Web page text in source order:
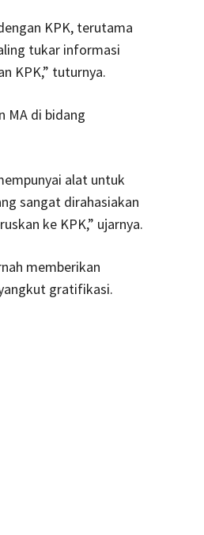
KPK, terutama
tukar informasi
KPK,” tuturnya.
MA di bidang
alat untuk
sangat dirahasiakan
ke KPK,” ujarnya.
memberikan
gratifikasi.